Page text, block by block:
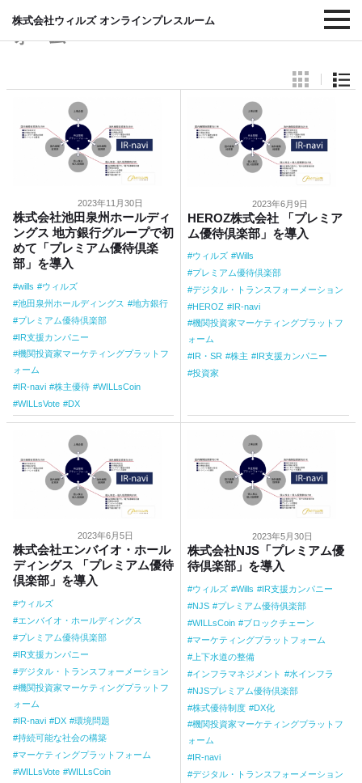
株式会社ウィルズ オンラインプレスルーム
#機関投資家マーケティングプラットフ
ォーム
2023年11月30日
株式会社池田泉州ホールディ
ングス 地方銀行グループで初
めて「プレミアム優待倶楽
部」を導入
wills
ウィルズ
池田泉州ホールディングス
地方銀行
プレミアム優待倶楽部
IR支援カンパニー
機関投資家マーケティングプラットフ
ォーム
IR-navi
株主優待
WILLsCoin
WILLsVote
DX
2023年6月9日
HEROZ株式会社 「プレミア
ム優待倶楽部」を導入
ウィルズ
Wills
プレミアム優待倶楽部
デジタル・トランスフォーメーション
HEROZ
IR-navi
機関投資家マーケティングプラットフ
ォーム
IR・SR
株主
IR支援カンパニー
投資家
2023年6月5日
株式会社エンバイオ・ホール
ディングス 「プレミアム優待
倶楽部」を導入
ウィルズ
エンバイオ・ホールディングス
プレミアム優待倶楽部
IR支援カンパニー
デジタル・トランスフォーメーション
機関投資家マーケティングプラットフ
ォーム
IR-navi
DX
環境問題
持続可能な社会の構築
マーケティングプラットフォーム
WILLsVote
WILLsCoin
2023年5月30日
株式会社NJS「プレミアム優
待倶楽部」を導入
ウィルズ Wills
IR支援カンパニー
NJS
プレミアム優待俱楽部
WILLsCoin
ブロックチェーン
マーケティングプラットフォーム
上下水道の整備
インフラマネジメント
水インフラ
NJSプレミアム優待倶楽部
株式優待制度
DX化
機関投資家マーケティングプラットフ
ォーム
IR-navi
デジタル・トランスフォーメーション